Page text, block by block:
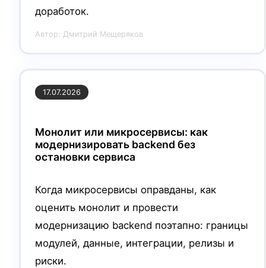
доработок.
Автор: Дмитрий Мещеряков
17.07.2026
Монолит или микросервисы: как
модернизировать backend без
остановки сервиса
Когда микросервисы оправданы, как
оценить монолит и провести
модернизацию backend поэтапно: границы
модулей, данные, интеграции, релизы и
риски.